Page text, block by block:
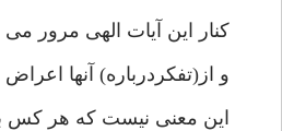
کنار این آیات الهی مرور می
و از(تفکردرباره) آنها اعراض
این معنی نیست که هر کس